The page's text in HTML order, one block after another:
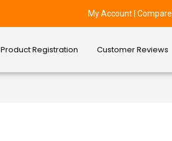
My Account |Compare
Product Registration Customer Reviews